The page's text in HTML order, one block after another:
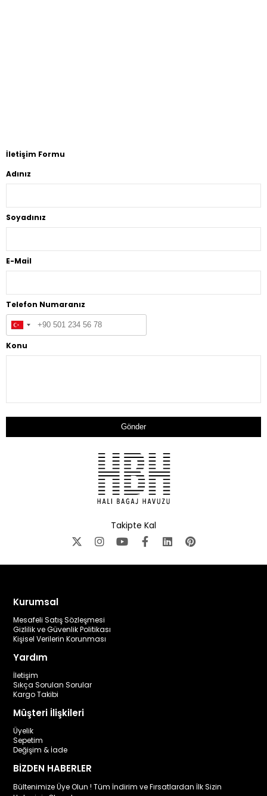
İletişim Formu
Adınız
Soyadınız
E-Mail
Telefon Numaranız
Konu
Gönder
Takipte Kal
Kurumsal
Mesafeli Satış Sözleşmesi
Gizlilik ve Güvenlik Politikası
Kişisel Verilerin Korunması
Yardım
İletişim
Sıkça Sorulan Sorular
Kargo Takibi
Müşteri İlişkileri
Üyelik
Sepetim
Değişim & İade
BİZDEN HABERLER
Bültenimize Üye Olun ! Tüm İndirim ve Fırsatlardan İlk Sizin